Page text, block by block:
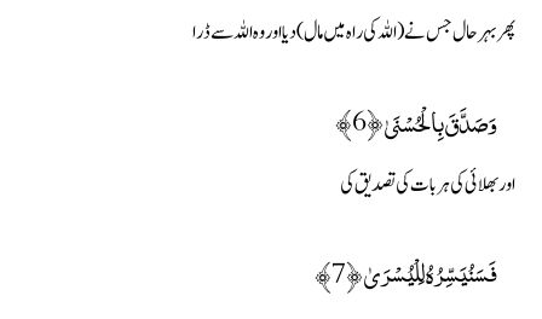
پھر بہرحال جس نے (اللہ کی راہ میں مال) دیا اور وہ اللہ سے ڈرا
وَصَدَّقَ بِالْحُسْنَىٰ ﴿6﴾
اور بھلائی کی ہر بات کی تصدیق کی
فَسَنُيَسِّرُهُ لِلْيُسْرَىٰ ﴿7﴾